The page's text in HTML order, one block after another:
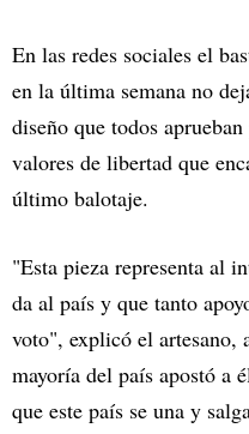
En las redes sociales el
en la última semana no
diseño que todos
valores de libertad que
último balotaje.
"Esta pieza representa al
da al país y que tanto
voto", explicó el artesano,
mayoría del país apostó a
que este país se una y